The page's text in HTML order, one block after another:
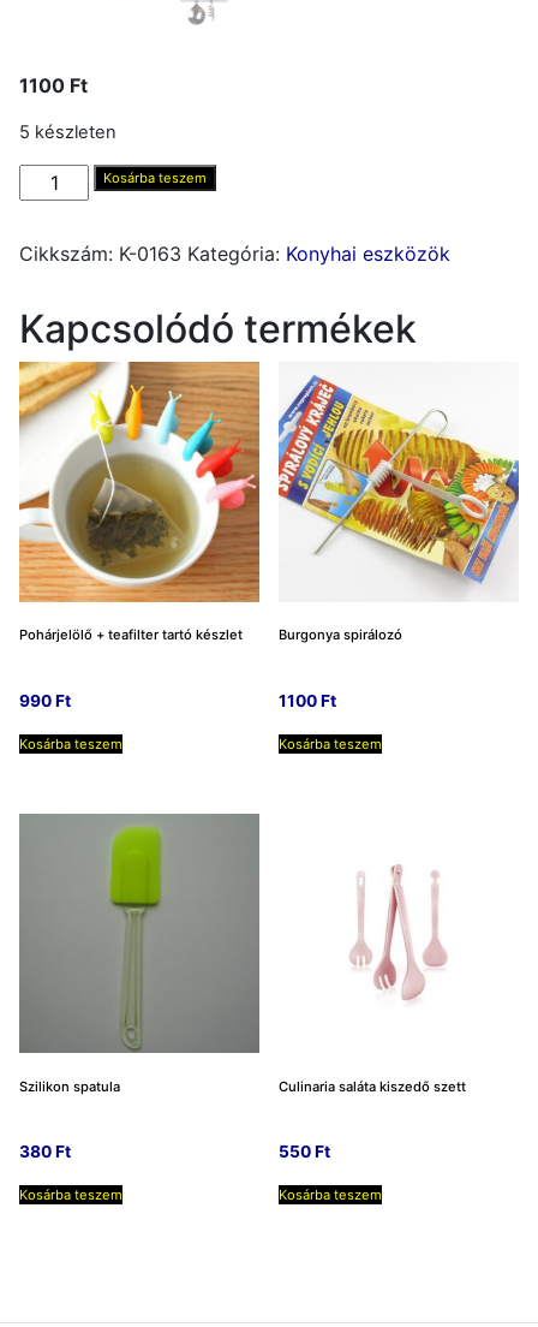
1100 Ft
5 készleten
Mézcsurgató+kanál,
fém
Kosárba teszem
Cikkszám: K-0163 Kategória: Konyhai eszközök
Kapcsolódó termékek
Pohárjelölő + teafilter tartó készlet
990Ft
Kosárba teszem
Burgonya spirálozó
1100Ft
Kosárba teszem
Szilikon spatula
380Ft
Kosárba teszem
Culinaria saláta kiszedő szett
550Ft
Kosárba teszem